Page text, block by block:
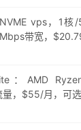
vps，1核
带宽，
：AMD
，$55/月，可